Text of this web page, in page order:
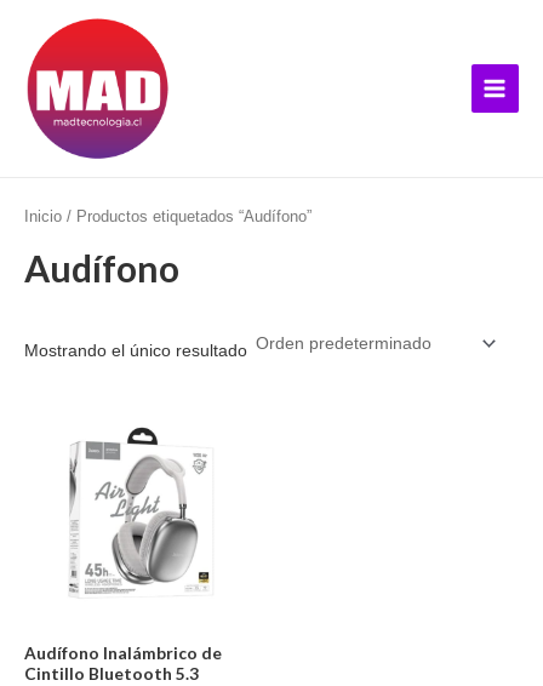
contenido
Menu
s
c
p
r
Inicio / Productos etiquetados “Audífono”
Audífono
Mostrando el único resultado
Audífono Inalámbrico de
Cintillo Bluetooth 5.3